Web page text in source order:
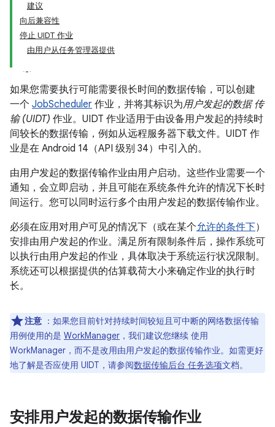
建议
向后兼容性
停止 UIDT 作业
由用户从任务管理器提供
如果您需要执行可能需要很长时间的数据传输，可以创建
一个 JobScheduler 作业，并将其标识为用户发起的数据 传
输 (UIDT) 作业。UIDT 作业适用于由设备用户发起的持续时
间较长的数据传输，例如从远程服务器下载文件。UIDT 作
业是在 Android 14（API 级别 34）中引入的。
由用户发起的数据传输作业由用户启动。这些作业需要一个
通知，会立即启动，并且可能在系统条件允许的情况下长时
间运行。您可以同时运行多个由用户发起的数据传输作业。
必须在应用对用户可见的情况下（或在某个允许的条件下）
安排由用户发起的作业。满足所有限制条件后，操作系统可
以执行由用户发起的作业，具体取决于系统运行状况限制。
系统还可以根据提供的估算载荷大小来确定作业的执行时
长。
注意 ：如果您目前针对持续时间较短且可中断的网络数据传输
用例使用的是 WorkManager ，我们建议您继续 使用
WorkManager，而不是改用由用户发起的数据传输作业。如需更好
地了解是否应使用 UIDT，请参阅数据传输后台 任务选项文档。
安排用户发起的数据传输作业